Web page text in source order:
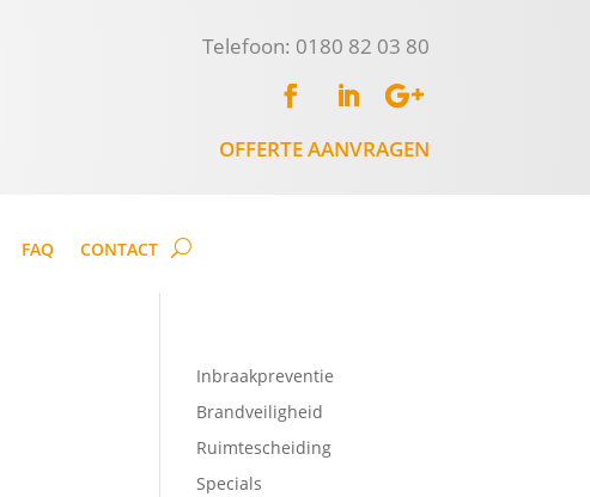
Telefoon: 0180 82 03 80
OFFERTE AANVRAGEN
FAQ CONTACT
Inbraakpreventie
Brandveiligheid
Ruimtescheiding
Specials